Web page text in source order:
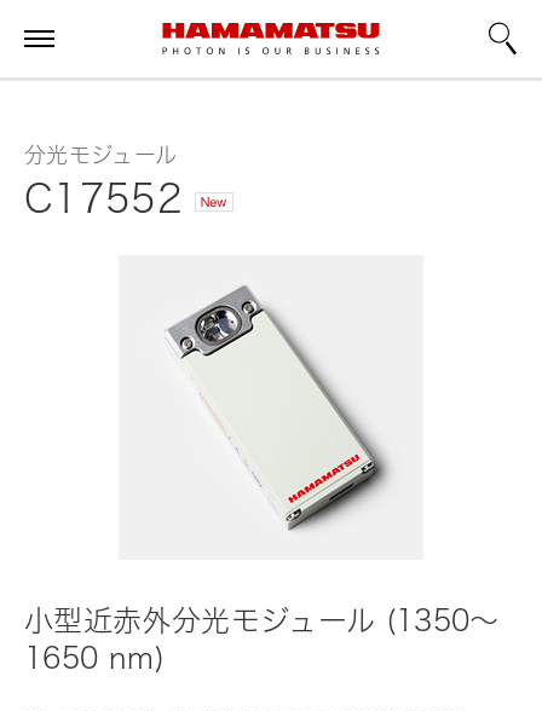
分光モジュール
C17552
小型近赤外分光モジュール (1350～
1650 nm)